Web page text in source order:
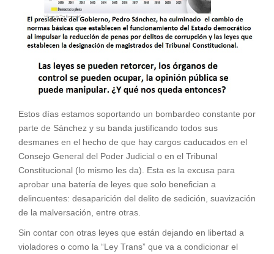
Estos días estamos soportando un bombardeo constante por
parte de Sánchez y su banda justificando todos sus
desmanes en el hecho de que hay cargos caducados en el
Consejo General del Poder Judicial o en el Tribunal
Constitucional (lo mismo les da). Esta es la excusa para
aprobar una batería de leyes que solo benefician a
delincuentes: desaparición del delito de sedición, suavización
de la malversación, entre otras.
Sin contar con otras leyes que están dejando en libertad a
violadores o como la “Ley Trans” que va a condicionar el